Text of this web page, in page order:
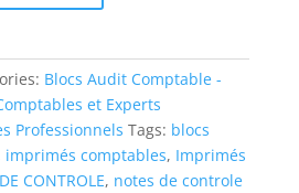
Blocs Audit Comptable -
et Experts
Professionnels Tags: blocs
imprimés comptables, Imprimés
CONTROLE, notes de controle